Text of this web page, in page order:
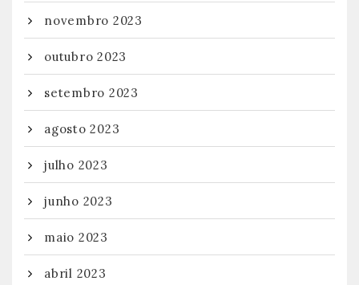
novembro 2023
outubro 2023
setembro 2023
agosto 2023
julho 2023
junho 2023
maio 2023
abril 2023